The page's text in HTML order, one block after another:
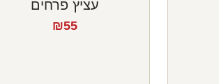
עציץ פרחים
₪55